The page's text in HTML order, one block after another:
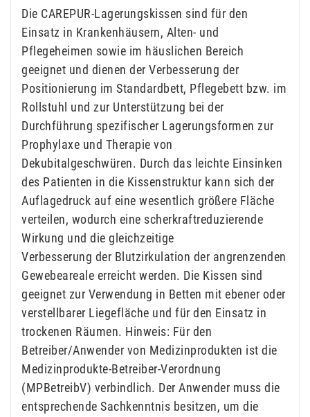
Die CAREPUR-Lagerungskissen sind für den
Einsatz in Krankenhäusern, Alten- und
Pflegeheimen sowie im häuslichen Bereich
geeignet und dienen der Verbesserung der
Positionierung im Standardbett, Pflegebett bzw. im
Rollstuhl und zur Unterstützung bei der
Durchführung spezifischer Lagerungsformen zur
Prophylaxe und Therapie von
Dekubitalgeschwüren. Durch das leichte Einsinken
des Patienten in die Kissenstruktur kann sich der
Auflagedruck auf eine wesentlich größere Fläche
verteilen, wodurch eine scherkraftreduzierende
Wirkung und die gleichzeitige
Verbesserung der Blutzirkulation der angrenzenden
Gewebeareale erreicht werden. Die Kissen sind
geeignet zur Verwendung in Betten mit ebener oder
verstellbarer Liegefläche und für den Einsatz in
trockenen Räumen. Hinweis: Für den
Betreiber/Anwender von Medizinprodukten ist die
Medizinprodukte-Betreiber-Verordnung
(MPBetreibV) verbindlich. Der Anwender muss die
entsprechende Sachkenntnis besitzen, um die